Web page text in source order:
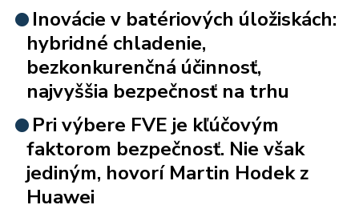
Inovácie v batériových úložiskách:
hybridné chladenie,
bezkonkurenčná účinnosť,
najvyššia bezpečnosť na trhu
Pri výbere FVE je kľúčovým
faktorom bezpečnosť. Nie však
jediným, hovorí Martin Hodek z
Huawei